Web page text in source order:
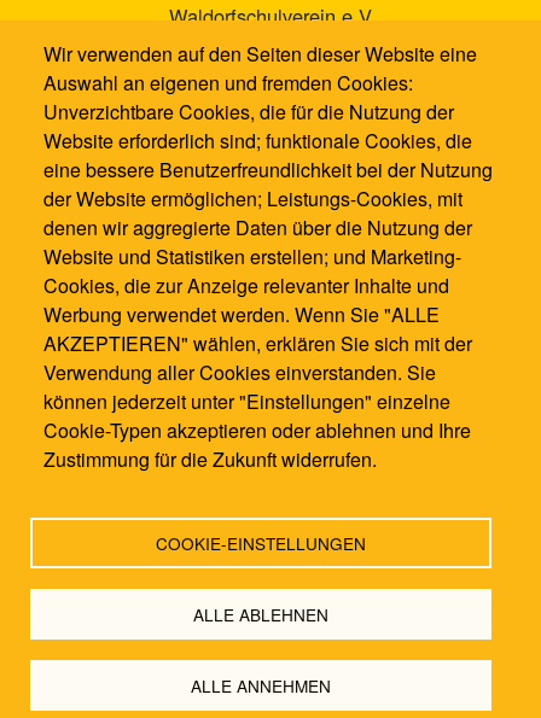
Waldorfschulverein e.V
Neckarauer Waldweg 131
68199 Mannheim
0621 / 1286100
0621 / 12861021
info@waldorfschule-mannheim.de
Kontakt|Impressum|Datenschutzbestimmung|Login
byEndo7
Wir verwenden auf den Seiten dieser Website eine
Auswahl an eigenen und fremden Cookies:
Unverzichtbare Cookies, die für die Nutzung der
Website erforderlich sind; funktionale Cookies, die
eine bessere Benutzerfreundlichkeit bei der Nutzung
der Website ermöglichen; Leistungs-Cookies, mit
denen wir aggregierte Daten über die Nutzung der
Website und Statistiken erstellen; und Marketing-
Cookies, die zur Anzeige relevanter Inhalte und
Werbung verwendet werden. Wenn Sie "ALLE
AKZEPTIEREN" wählen, erklären Sie sich mit der
Verwendung aller Cookies einverstanden. Sie
können jederzeit unter "Einstellungen" einzelne
Cookie-Typen akzeptieren oder ablehnen und Ihre
Zustimmung für die Zukunft widerrufen.
COOKIE-EINSTELLUNGEN
ALLE ABLEHNEN
ALLE ANNEHMEN